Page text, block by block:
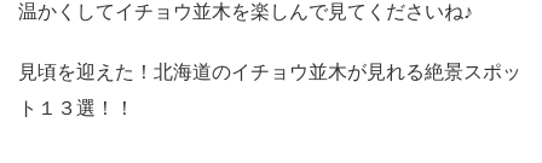
温かくしてイチョウ並木を楽しんで見てくださいね♪
見頃を迎えた！北海道のイチョウ並木が見れる絶景スポッ
ト１３選！！